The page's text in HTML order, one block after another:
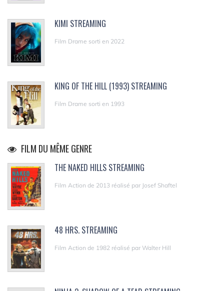
KIMI STREAMING
Film Drame sorti en 2022
KING OF THE HILL (1993) STREAMING
Film Drame sorti en 1993
FILM DU MÊME GENRE
THE NAKED HILLS STREAMING
Film Action de 2013 réalisé par Josef Shaftel
48 HRS. STREAMING
Film Action de 1982 réalisé par Walter Hill